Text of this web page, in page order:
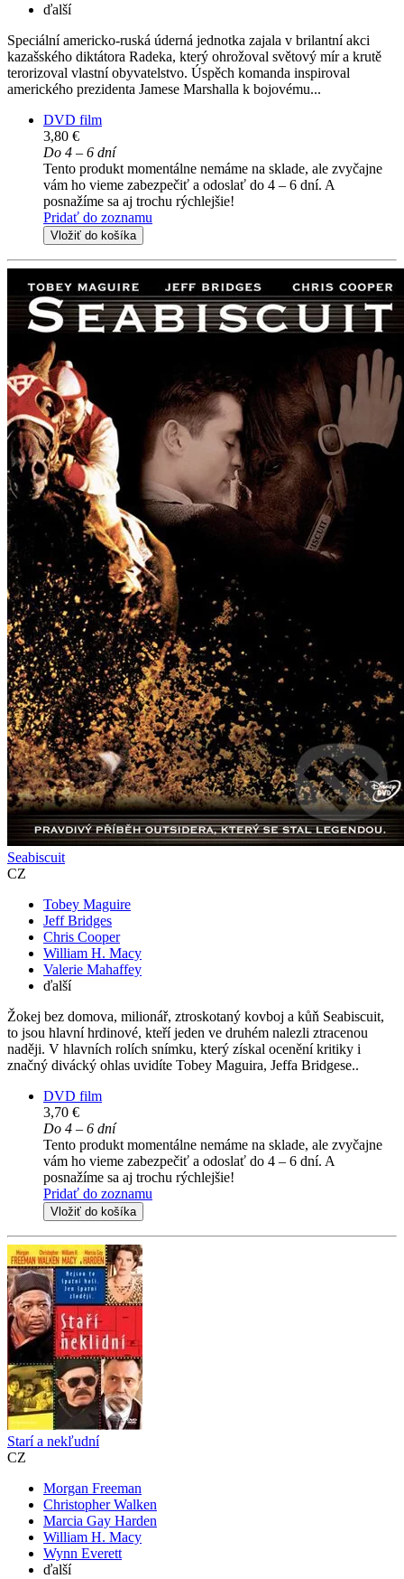
ďalší
Speciální americko-ruská úderná jednotka zajala v brilantní akci
kazašského diktátora Radeka, který ohrožoval světový mír a krutě
terorizoval vlastní obyvatelstvo. Úspěch komanda inspiroval
amerického prezidenta Jamese Marshalla k bojovému...
DVD film
3,80 €
Do 4 – 6 dní
Tento produkt momentálne nemáme na sklade, ale zvyčajne
vám ho vieme zabezpečiť a odoslať do 4 – 6 dní. A
posnažíme sa aj trochu rýchlejšie!
Pridať do zoznamu
Vložiť do košíka
Seabiscuit
CZ
Tobey Maguire
Jeff Bridges
Chris Cooper
William H. Macy
Valerie Mahaffey
ďalší
Žokej bez domova, milionář, ztroskotaný kovboj a kůň Seabiscuit,
to jsou hlavní hrdinové, kteří jeden ve druhém nalezli ztracenou
naději. V hlavních rolích snímku, který získal ocenění kritiky i
značný divácký ohlas uvidíte Tobey Maguira, Jeffa Bridgese..
DVD film
3,70 €
Do 4 – 6 dní
Tento produkt momentálne nemáme na sklade, ale zvyčajne
vám ho vieme zabezpečiť a odoslať do 4 – 6 dní. A
posnažíme sa aj trochu rýchlejšie!
Pridať do zoznamu
Vložiť do košíka
Starí a nekľudní
CZ
Morgan Freeman
Christopher Walken
Marcia Gay Harden
William H. Macy
Wynn Everett
ďalší